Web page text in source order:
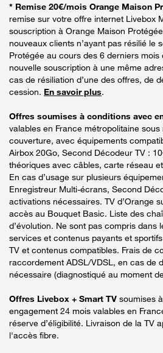
* Remise 20€/mois Orange Maison
remise sur votre offre internet Livebox
souscription à Orange Maison
nouveaux clients n’ayant pas résilié le
Protégée au cours des 6 derniers
nouvelle souscription à une même
cas de résiliation d’une des offres, de
cession. En savoir plus.
Offres soumises à conditions avec
valables en France métropolitaine sous
couverture, avec équipements
Airbox 20Go, Second Décodeur TV :
théoriques avec câbles, carte réseau
En cas d’usage sur plusieurs
Enregistreur Multi-écrans, Second
activations nécessaires. TV d’Orange
accès au Bouquet Basic. Liste des
d’évolution. Ne sont pas compris dans
services et contenus payants et
TV et contenus compatibles. Frais de
raccordement ADSL/VDSL, en cas de
nécessaire (diagnostiqué au moment
Offres Livebox + Smart TV soumises
engagement 24 mois valables en
réserve d’éligibilité. Livraison de la TV
l'accès fibre.